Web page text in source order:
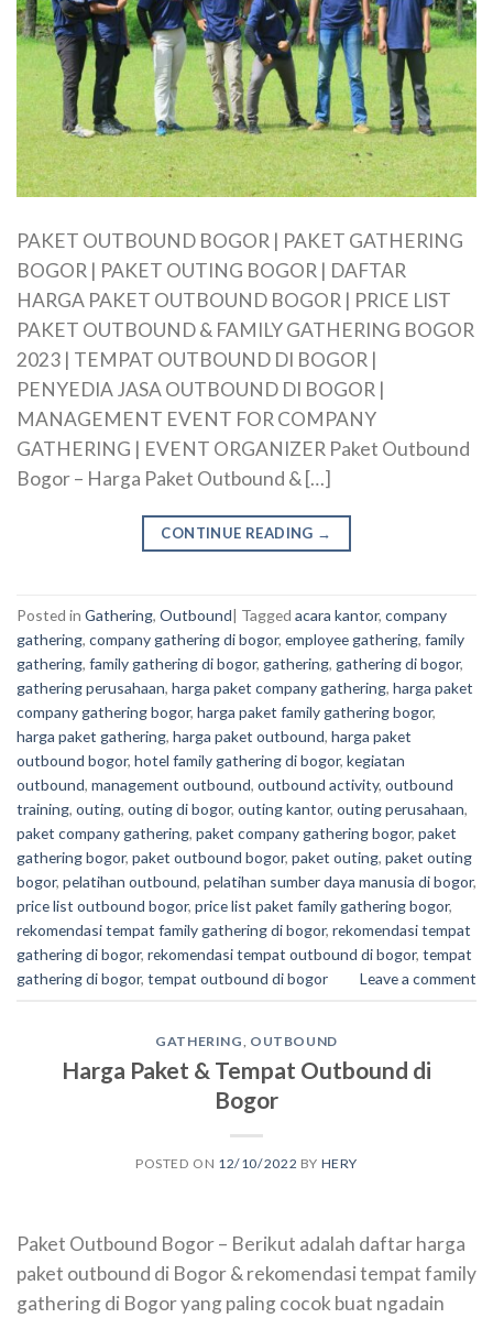
PAKET OUTBOUND BOGOR | PAKET GATHERING
BOGOR | PAKET OUTING BOGOR | DAFTAR
HARGA PAKET OUTBOUND BOGOR | PRICE LIST
PAKET OUTBOUND & FAMILY GATHERING BOGOR
2023 | TEMPAT OUTBOUND DI BOGOR |
PENYEDIA JASA OUTBOUND DI BOGOR |
MANAGEMENT EVENT FOR COMPANY
GATHERING | EVENT ORGANIZER Paket Outbound
Bogor – Harga Paket Outbound & […]
CONTINUE READING →
Posted in Gathering, Outbound| Tagged acara kantor, company
gathering, company gathering di bogor, employee gathering, family
gathering, family gathering di bogor, gathering, gathering di bogor,
gathering perusahaan, harga paket company gathering, harga paket
company gathering bogor, harga paket family gathering bogor,
harga paket gathering, harga paket outbound, harga paket
outbound bogor, hotel family gathering di bogor, kegiatan
outbound, management outbound, outbound activity, outbound
training, outing, outing di bogor, outing kantor, outing perusahaan,
paket company gathering, paket company gathering bogor, paket
gathering bogor, paket outbound bogor, paket outing, paket outing
bogor, pelatihan outbound, pelatihan sumber daya manusia di bogor,
price list outbound bogor, price list paket family gathering bogor,
rekomendasi tempat family gathering di bogor, rekomendasi tempat
gathering di bogor, rekomendasi tempat outbound di bogor, tempat
gathering di bogor, tempat outbound di bogor Leave a comment
GATHERING, OUTBOUND
Harga Paket & Tempat Outbound di
Bogor
POSTED ON 12/10/2022 BY HERY
Paket Outbound Bogor – Berikut adalah daftar harga
paket outbound di Bogor & rekomendasi tempat family
gathering di Bogor yang paling cocok buat ngadain